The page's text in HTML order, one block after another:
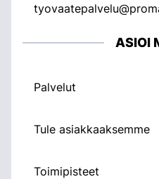
ASIOI
Palvelut
Tule asiakkaaksemme
Toimipisteet